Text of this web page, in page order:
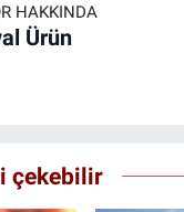
HAKKINDA
Ürün
çekebilir